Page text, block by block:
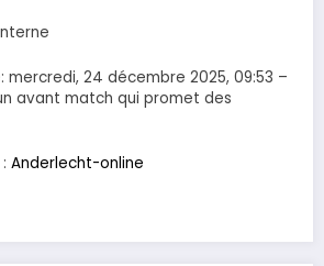
mercredi, 24 décembre 2025, 09:53 –
avant match qui promet des
Anderlecht-online